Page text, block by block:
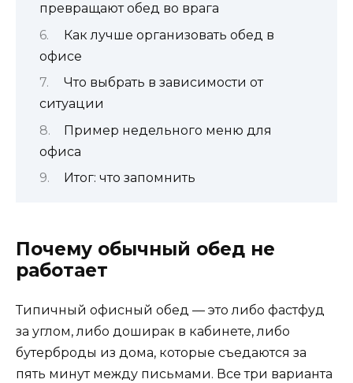
превращают обед во врага
Как лучше организовать обед в
офисе
Что выбрать в зависимости от
ситуации
Пример недельного меню для
офиса
Итог: что запомнить
Почему обычный обед не
работает
Типичный офисный обед — это либо фастфуд
за углом, либо доширак в кабинете, либо
бутерброды из дома, которые съедаются за
пять минут между письмами. Все три варианта